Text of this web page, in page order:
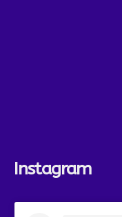
Instagram